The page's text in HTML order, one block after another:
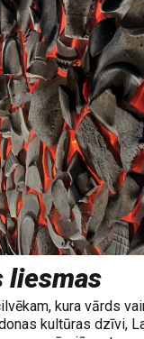
liesmas
kura vārds
kultūras dzīvi,